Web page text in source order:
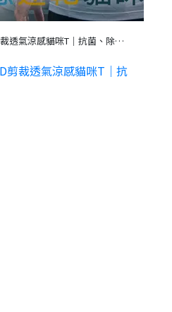
透氣涼感貓咪T｜抗菌、除
剪裁透氣涼感貓咪T｜抗